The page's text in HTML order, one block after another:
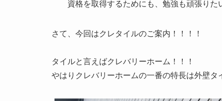
資格を取得するためにも、勉強も頑張りたい
さて、今回はクレタイルのご案内！！！！
タイルと言えばクレバリーホーム！！！
やはりクレバリーホームの一番の特長は外壁タ